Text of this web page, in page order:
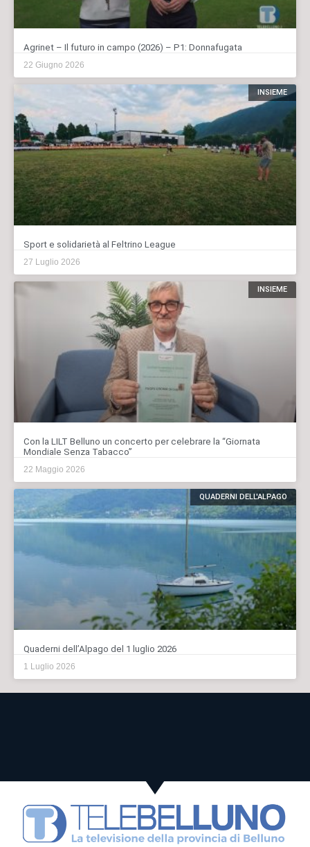
Agrinet – Il futuro in campo (2026) – P1: Donnafugata
22 Giugno 2026
INSIEME
Sport e solidarietà al Feltrino League
27 Luglio 2026
INSIEME
Con la LILT Belluno un concerto per celebrare la “Giornata
Mondiale Senza Tabacco”
22 Maggio 2026
QUADERNI DELL'ALPAGO
Quaderni dell’Alpago del 1 luglio 2026
1 Luglio 2026